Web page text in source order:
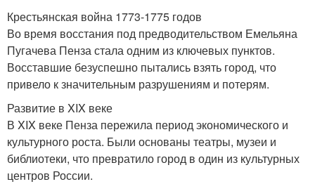
Крестьянская война 1773-1775 годов
Во время восстания под предводительством Емельяна
Пугачева Пенза стала одним из ключевых пунктов.
Восставшие безуспешно пытались взять город, что
привело к значительным разрушениям и потерям.
Развитие в XIX веке
В XIX веке Пенза пережила период экономического и
культурного роста. Были основаны театры, музеи и
библиотеки, что превратило город в один из культурных
центров России.